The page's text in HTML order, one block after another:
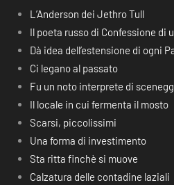
L’Anderson dei Jethro Tull
Il poeta russo di Confessione di
Dà idea dell’estensione di ogni
Ci legano al passato
Fu un noto interprete di
Il locale in cui fermenta il mosto
Scarsi, piccolissimi
Una forma di investimento
Sta ritta finchè si muove
Calzatura delle contadine laziali